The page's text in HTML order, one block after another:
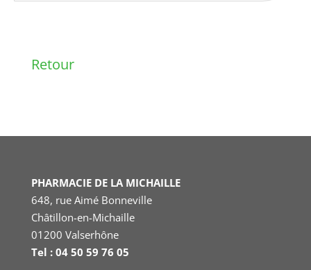
Retour
PHARMACIE DE LA MICHAILLE
648, rue Aimé Bonneville
Châtillon-en-Michaille
01200 Valserhône
Tel : 04 50 59 76 05